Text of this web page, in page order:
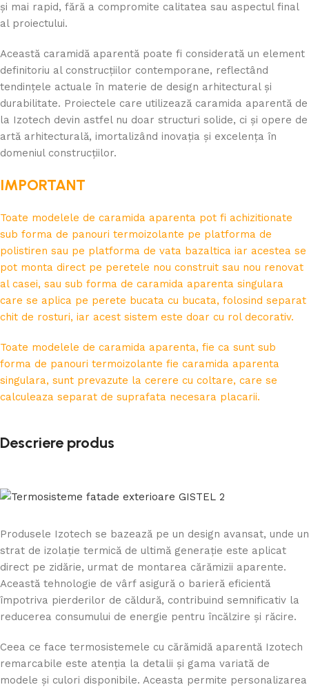
și mai rapid, fără a compromite calitatea sau aspectul final
al proiectului.
Această caramidă aparentă poate fi considerată un element
definitoriu al construcțiilor contemporane, reflectând
tendințele actuale în materie de design arhitectural și
durabilitate. Proiectele care utilizează caramida aparentă de
la Izotech devin astfel nu doar structuri solide, ci și opere de
artă arhitecturală, imortalizând inovația și excelența în
domeniul construcțiilor.
IMPORTANT
Toate modelele de caramida aparenta pot fi achizitionate
sub forma de panouri termoizolante pe platforma de
polistiren sau pe platforma de vata bazaltica iar acestea se
pot monta direct pe peretele nou construit sau nou renovat
al casei, sau sub forma de caramida aparenta singulara
care se aplica pe perete bucata cu bucata, folosind separat
chit de rosturi, iar acest sistem este doar cu rol decorativ.
Toate modelele de caramida aparenta, fie ca sunt sub
forma de panouri termoizolante fie caramida aparenta
singulara, sunt prevazute la cerere cu coltare, care se
calculeaza separat de suprafata necesara placarii.
Descriere produs
Produsele Izotech se bazează pe un design avansat, unde un
strat de izolație termică de ultimă generație este aplicat
direct pe zidărie, urmat de montarea cărămizii aparente.
Această tehnologie de vârf asigură o barieră eficientă
împotriva pierderilor de căldură, contribuind semnificativ la
reducerea consumului de energie pentru încălzire și răcire.
Ceea ce face termosistemele cu cărămidă aparentă Izotech
remarcabile este atenția la detalii și gama variată de
modele și culori disponibile. Aceasta permite personalizarea